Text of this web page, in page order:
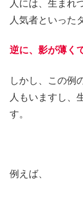
人には、生まれ
人気者といった
逆に、影が薄く
しかし、この例
人もいますし、
す。
例えば、